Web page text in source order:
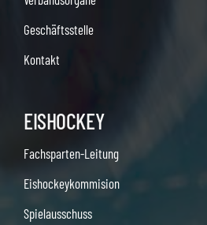
Geschäftsstelle
Kontakt
EISHOCKEY
Fachsparten-Leitung
Eishockeykommision
Spielausschuss